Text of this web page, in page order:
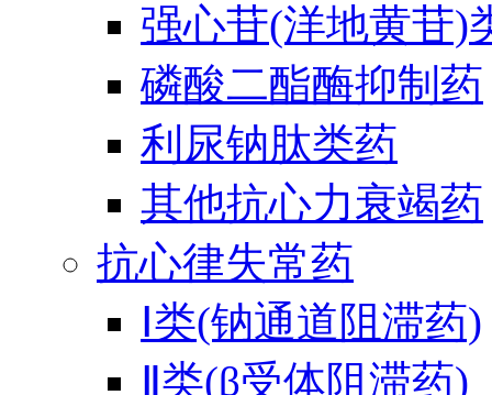
强心苷(洋地黄苷)
磷酸二酯酶抑制药
利尿钠肽类药
其他抗心力衰竭药
抗心律失常药
Ⅰ类(钠通道阻滞药)
Ⅱ类(β受体阻滞药)